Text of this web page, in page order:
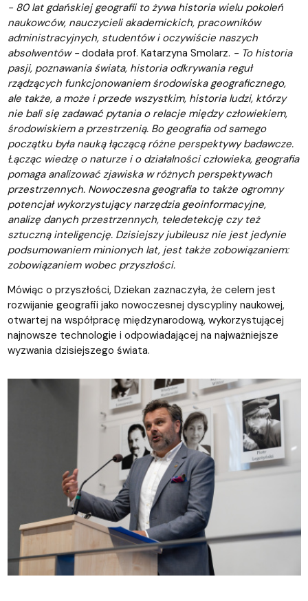
- 80 lat gdańskiej geografii to żywa historia wielu pokoleń
naukowców, nauczycieli akademickich, pracowników
administracyjnych, studentów i oczywiście naszych
absolwentów -dodała prof. Katarzyna Smolarz. - To historia
pasji, poznawania świata, historia odkrywania reguł
rządzących funkcjonowaniem środowiska geograficznego,
ale także, a może i przede wszystkim, historia ludzi, którzy
nie bali się zadawać pytania o relacje między człowiekiem,
środowiskiem a przestrzenią. Bo geografia od samego
początku była nauką łączącą różne perspektywy badawcze.
Łącząc wiedzę o naturze i o działalności człowieka, geografia
pomaga analizować zjawiska w różnych perspektywach
przestrzennych. Nowoczesna geografia to także ogromny
potencjał wykorzystujący narzędzia geoinformacyjne,
analizę danych przestrzennych, teledetekcję czy też
sztuczną inteligencję. Dzisiejszy jubileusz nie jest jedynie
podsumowaniem minionych lat, jest także zobowiązaniem:
zobowiązaniem wobec przyszłości.
Mówiąc o przyszłości, Dziekan zaznaczyła, że celem jest
rozwijanie geografii jako nowoczesnej dyscypliny naukowej,
otwartej na współpracę międzynarodową, wykorzystującej
najnowsze technologie i odpowiadającej na najważniejsze
wyzwania dzisiejszego świata.